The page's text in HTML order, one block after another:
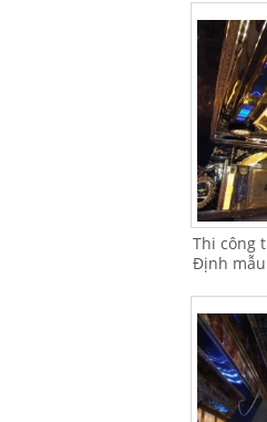
Thi công
Định mẫu